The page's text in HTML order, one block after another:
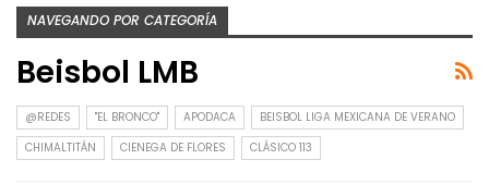
NAVEGANDO POR CATEGORÍA
Beisbol LMB
@REDES "EL BRONCO" APODACA
BEISBOL LIGA MEXICANA DE VERANO
CHIMALTITÁN
CIENEGA DE FLORES CLÁSICO 113